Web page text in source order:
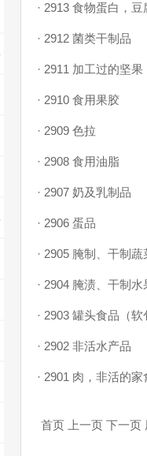
· 2913 食物蛋白，豆
· 2912 菌类干制品
· 2911 加工过的坚果
· 2910 食用果胶
· 2909 色拉
· 2908 食用油脂
· 2907 奶及乳制品
· 2906 蛋品
· 2905 腌制、干制蔬
· 2904 腌渍、干制水
· 2903 罐头食品（
· 2902 非活水产品
· 2901 肉，非活的
首页 上一页 下一